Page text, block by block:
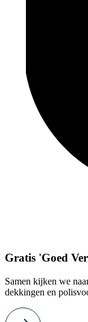
Gratis 'Goed
Samen kijken we
dekkingen en